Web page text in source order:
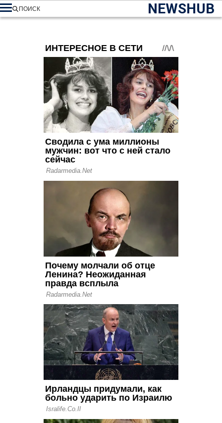
NEWSHUB
ПОИСК